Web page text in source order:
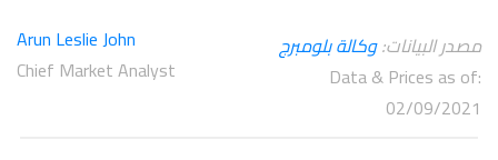
مصدر البيانات:وكالة بلومبرج
Data & Prices as of:
02/09/2021
Arun Leslie John
Chief Market Analyst